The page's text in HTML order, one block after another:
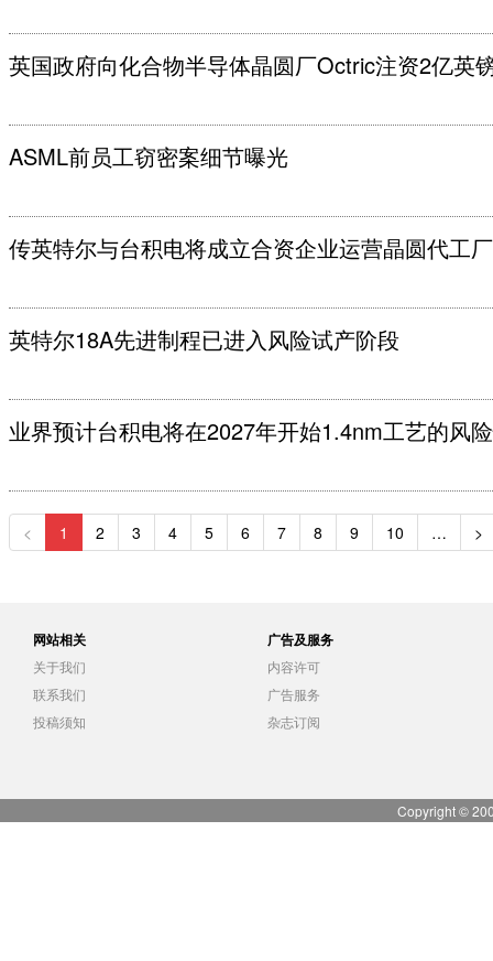
英国政府向化合物半导体晶圆厂Octric注资2亿英
ASML前员工窃密案细节曝光
传英特尔与台积电将成立合资企业运营晶圆代工厂
英特尔18A先进制程已进入风险试产阶段
业界预计台积电将在2027年开始1.4nm工艺的风
< 1 2 3 4 5 6 7 8 9 10 … >
网站相关
关于我们
联系我们
投稿须知
广告及服务
内容许可
广告服务
杂志订阅
Copyright ©